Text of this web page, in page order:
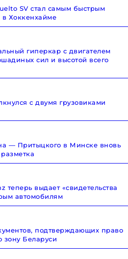
SV стал самым быстрым
Хоккенхайме
гиперкар с двигателем
сил и высотой всего
с двумя грузовиками
— Притыцкого в Минске вновь
теперь выдает «свидетельства
автомобилям
подтверждающих право
зону Беларуси